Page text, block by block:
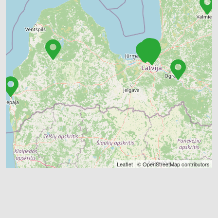
Leaflet | ©OpenStreetMapcontributors